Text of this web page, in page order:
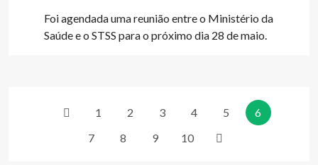
Foi agendada uma reunião entre o Ministério da
Saúde e o STSS para o próximo dia 28 de maio.
1 2 3 4 5
6
7
8 9 10